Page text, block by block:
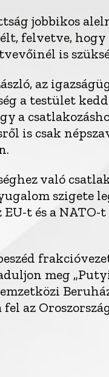
jobbikos
felvetve,
is
az
a testület
a
is csak
való
szigete
t és a NATO-
meg
az